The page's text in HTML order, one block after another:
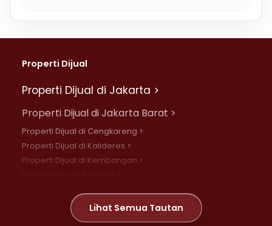
Properti Dijual
Properti Dijual di Jakarta >
Properti Dijual di Jakarta Barat >
Properti Dijual di Cengkareng >
Properti Dijual di Kalideres >
Properti Dijual di Kembangan >
Properti Dijual di Meruya >
Properti Dijual di Jelambar >
Lihat Semua Tautan